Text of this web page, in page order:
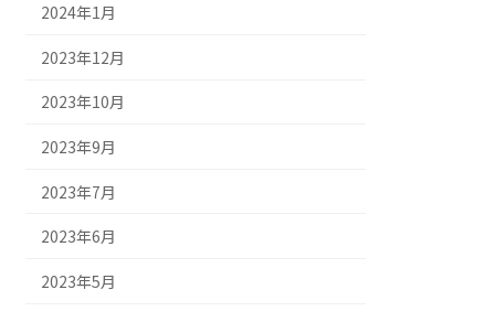
2024年1月
2023年12月
2023年10月
2023年9月
2023年7月
2023年6月
2023年5月